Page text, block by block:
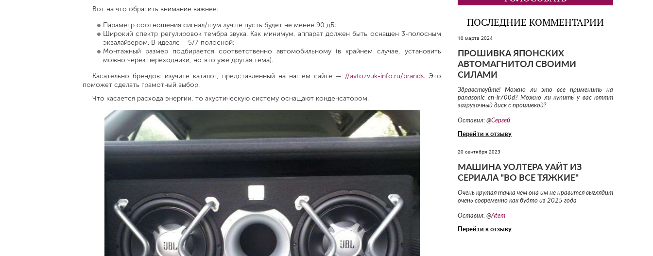
Вот на что обратить внимание важнее:
Параметр соотношения сигнал/шум лучше пусть будет не менее 90 дБ;
Широкий спектр регулировок тембра звука. Как минимум, аппарат должен быть оснащен 3-полосным
эквалайзером. В идеале – 5/7-полосной;
Монтажный размер подбирается соответственно автомобильному (в крайнем случае, установить
можно через переходники, но это уже другая тема).
Касательно брендов: изучите каталог, представленный на нашем сайте — //avtozvuk-info.ru/brands. Это
поможет сделать грамотный выбор.
Что касается расхода энергии, то акустическую систему оснащают конденсатором.
ПОСЛЕДНИЕ КОММЕНТАРИИ
10 марта 2024
ПРОШИВКА ЯПОНСКИХ
АВТОМАГНИТОЛ СВОИМИ
СИЛАМИ
Здравствуйте! Можно ли это все применить на
panasonic cn-lr700d? Можно ли купить у вас юттт
загрузочный диск с прошивкой?
Оставил: @Сергей
Перейти к отзыву
20 сентября 2023
МАШИНА УОЛТЕРА УАЙТ ИЗ
СЕРИАЛА "ВО ВСЕ ТЯЖКИЕ"
Очень крутая тачка чем она им не нравится выглядит
очень современно как будто из 2025 года
Оставил: @Atem
Перейти к отзыву